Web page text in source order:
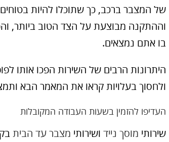
של המצבר ברכב, כך שתוכלו להיות
וההתקנה מבוצעת על הצד הטוב ביותר,
בו אתם נמצאים.
היתרונות הרבים של השירות הפכו אותו
ולחסוך בעלויות קראו את המאמר הבא
העדיפו להזמין בשעות העבודה המקובלות
שירותי מוסך נייד ושירותי מצבר עד הבית